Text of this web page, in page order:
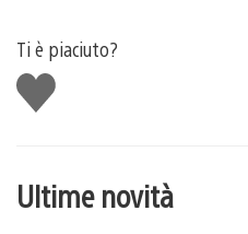
Ti è piaciuto?
Mi
piace
Ultime novità